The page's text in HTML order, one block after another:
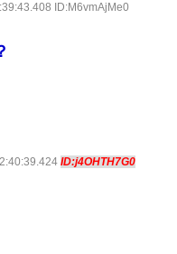
ID:M6vmAjMe0
ID:j4OHTH7G0